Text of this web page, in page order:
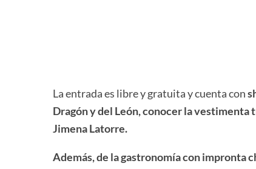
La entrada es libre y gratuita y cuenta con
Dragón y del León, conocer la vestimenta
Jimena Latorre.
Además, de la gastronomía con impronta